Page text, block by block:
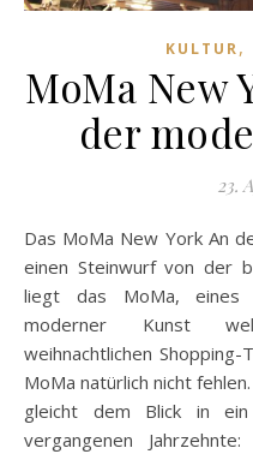
KULTUR,
MoMa New
der
23.
Das MoMa New York An der 53rd Street in New York, nur
einen Steinwurf von der
liegt das MoMa, eines
moderner Kunst
weihnachtlichen
MoMa natürlich nicht
gleicht dem Blick in
vergangenen